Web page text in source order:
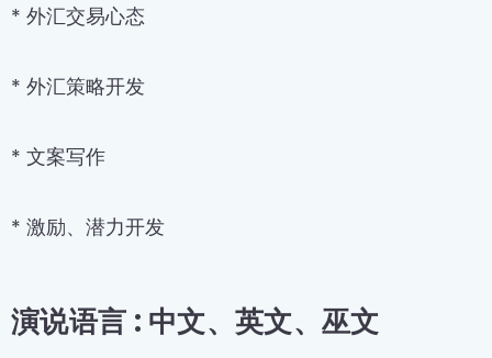
* 外汇交易心态
* 外汇策略开发
* 文案写作
* 激励、潜力开发
演说语言 : 中文、英文、巫文